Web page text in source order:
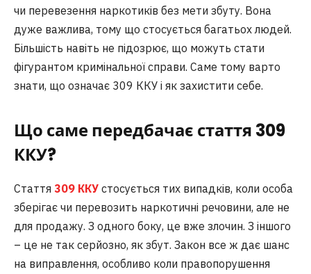
чи перевезення наркотиків без мети збуту. Вона
дуже важлива, тому що стосується багатьох людей.
Більшість навіть не підозрює, що можуть стати
фігурантом кримінальної справи. Саме тому варто
знати, що означає 309 ККУ і як захистити себе.
Що саме передбачає стаття 309
ККУ?
Стаття 309 ККУ стосується тих випадків, коли особа
зберігає чи перевозить наркотичні речовини, але не
для продажу. З одного боку, це вже злочин. З іншого
– це не так серйозно, як збут. Закон все ж дає шанс
на виправлення, особливо коли правопорушення